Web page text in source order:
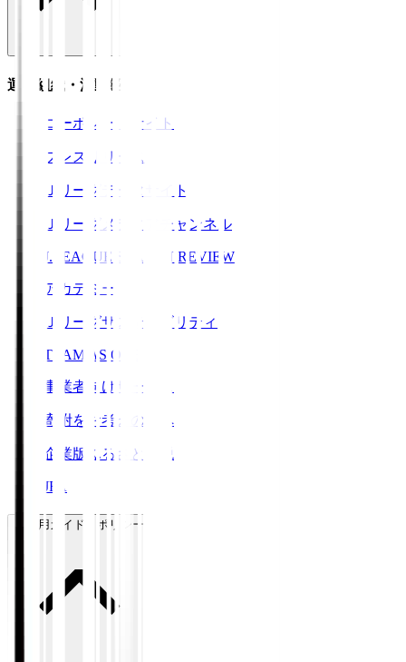
運営組織・活動紹介
コーポレートサイト
プレスリリース
Ｊリーグデータサイト
Ｊリーグメディアチャンネル
J.LEAGUE SEASON REVIEW
アカデミー
Ｊリーグサステナビリティ
TEAM AS ONE
事業者向けサービス
寄附をお考えの方へ
企業版ふるさと納税
JFA
ご利用ガイド・ポリシー